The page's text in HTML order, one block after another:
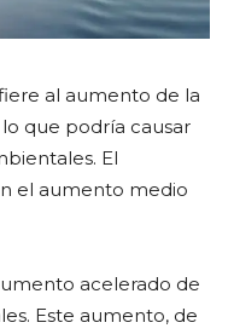
al aumento de la
que podría causar
El
el aumento medio
acelerado de
Este aumento, de